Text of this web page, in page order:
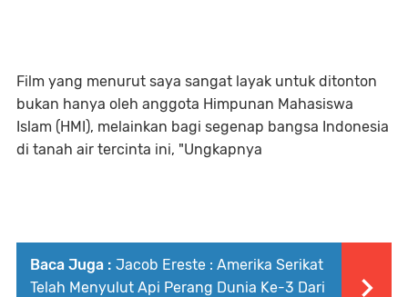
Film yang menurut saya sangat layak untuk ditonton
bukan hanya oleh anggota Himpunan Mahasiswa
Islam (HMI), melainkan bagi segenap bangsa Indonesia
di tanah air tercinta ini, "Ungkapnya
Baca Juga : Jacob Ereste : Amerika Serikat
Telah Menyulut Api Perang Dunia Ke-3 Dari